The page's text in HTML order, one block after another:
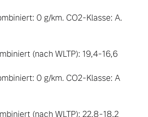
0 g/km. CO2-Klasse: A.
(nach WLTP): 19,4-16,6
0 g/km. CO2-Klasse: A
(nach WLTP): 22,8-18,2